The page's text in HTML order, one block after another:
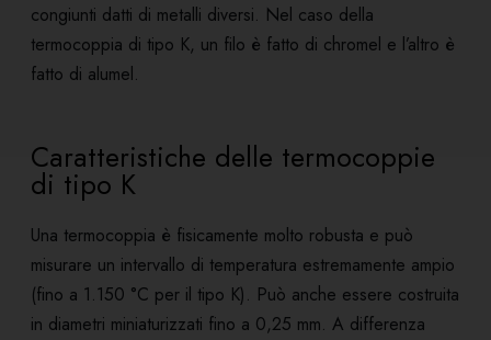
congiunti datti di metalli diversi. Nel caso della
termocoppia di tipo K, un filo è fatto di chromel e l’altro è
fatto di alumel.
Caratteristiche delle termocoppie
di tipo K
Una termocoppia è fisicamente molto robusta e può
misurare un intervallo di temperatura estremamente ampio
(fino a 1.150 °C per il tipo K). Può anche essere costruita
in diametri miniaturizzati fino a 0,25 mm. A differenza